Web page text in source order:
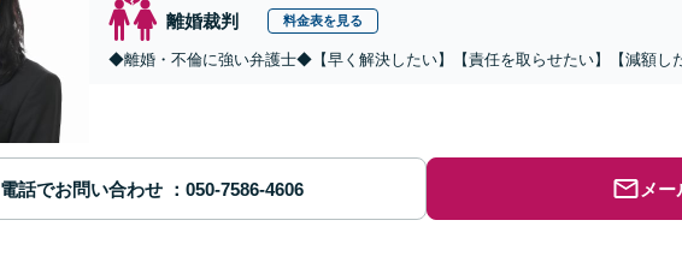
離婚裁判 料金表を見る
◆離婚・不倫に強い弁護士◆【早く解決したい】【責任を取らせたい】【減額し
電話でお問い合わせ メ